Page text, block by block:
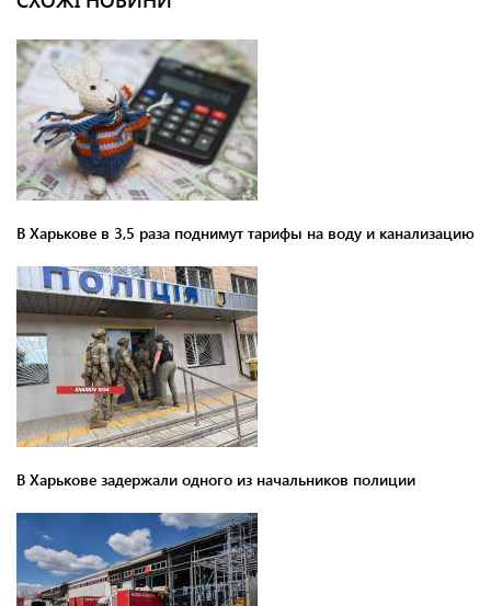
В Харькове в 3,5 раза поднимут тарифы на воду и канализацию
В Харькове задержали одного из начальников полиции